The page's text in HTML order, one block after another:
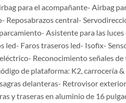
para el acompañante- Airbag
Reposabrazos central-
Asistente para las
led- Faros traseros led- Isofix-
Reconocimiento señales
de plataforma: K2,
delanteras- Retrovisor
y traseras en aluminio de 16